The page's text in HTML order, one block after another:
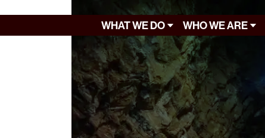
WHAT WE DO WHO WE ARE